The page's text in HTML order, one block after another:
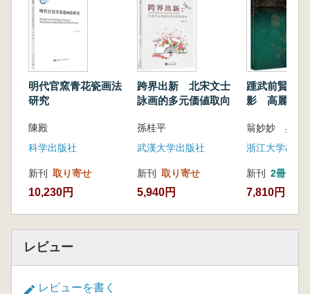
明代官窯青花瓷画法
研究
陳殿
科学出版社
新刊 取り寄せ
10,230円
跨界出新 北宋文士
詠画的多元価値取向
孫桂平
武漢大学出版社
新刊 取り寄せ
5,940円
踵武前賢 臨
影 高麗青瓷
翁妙妙 呉新
浙江大学出版
新刊 2冊
7,810円
レビュー
レビューを書く